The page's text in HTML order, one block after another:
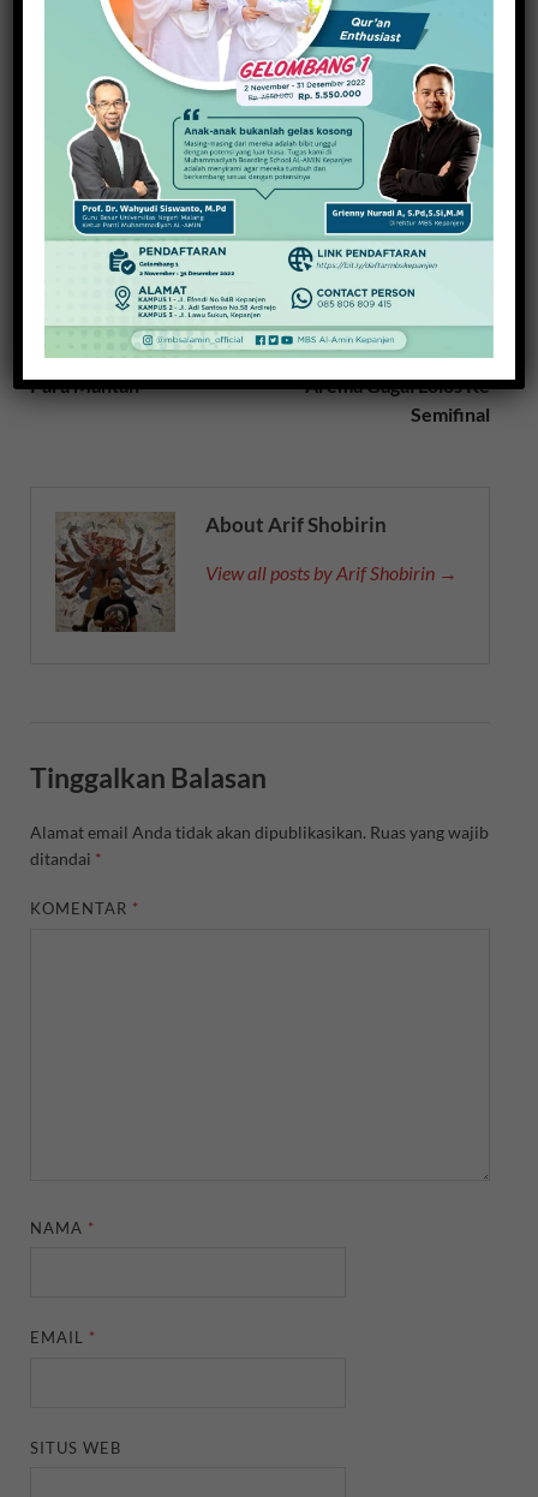
Tampil Bagus di Kejurkab, Atlet Remaja Potensial
Bersaing di Level Jatim
11 Agustus 2019
PREVIOUS ARTICLE
Arema vs Sriwijaya, Laga
Para Mantan
NEXT ARTICLE
Diwarnai Dua Penalti,
Arema Gagal Lolos Ke
Semifinal
About Arif Shobirin
View all posts by Arif Shobirin →
Tinggalkan Balasan
Alamat email Anda tidak akan dipublikasikan. Ruas yang wajib
ditandai *
KOMENTAR *
NAMA *
EMAIL *
SITUS WEB